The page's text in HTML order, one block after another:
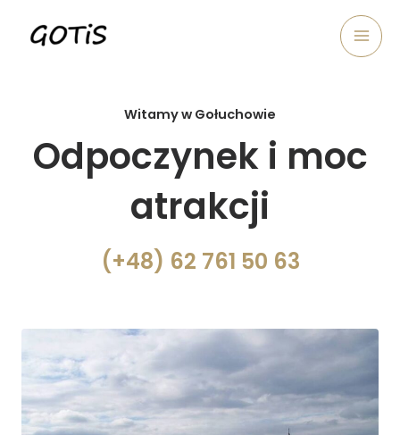
Witamy w Gołuchowie
Odpoczynek i moc
atrakcji
(+48) 62 761 50 63